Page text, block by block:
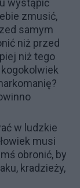
wystąpić
zmusić,
samym
niż przed
niż tego
w ludzkie
musi
obronić, by
kradzieży,